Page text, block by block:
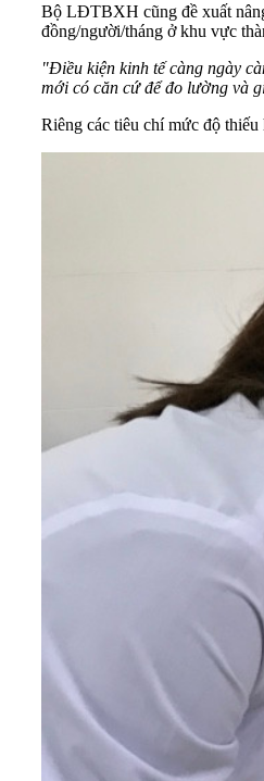
Bộ LĐTBXH cũng đề xuất
đồng/người/tháng ở khu vực
"Điều kiện kinh tế càng ngày
mới có căn cứ để đo lường và
Riêng các tiêu chí mức độ